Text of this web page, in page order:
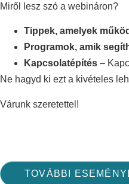
Miről lesz szó a webináron?
Tippek, amelyek
Programok, amik
Kapcsolatépítés –
Ne hagyd ki ezt a kivételes
Várunk szeretettel!
TOVÁBBI